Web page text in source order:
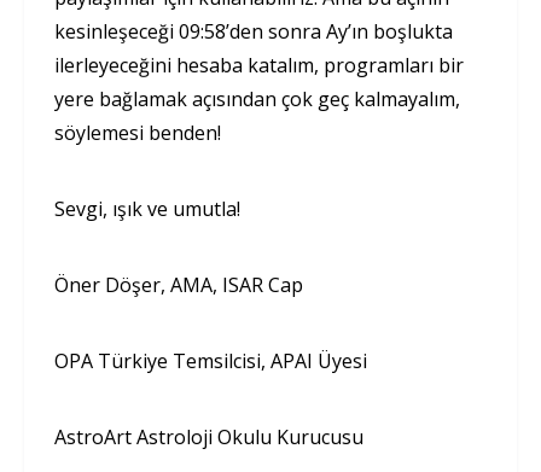
kesinleşeceği 09:58’den sonra Ay’ın boşlukta
ilerleyeceğini hesaba katalım, programları bir
yere bağlamak açısından çok geç kalmayalım,
söylemesi benden!
Sevgi, ışık ve umutla!
Öner Döşer, AMA, ISAR Cap
OPA Türkiye Temsilcisi, APAI Üyesi
AstroArt Astroloji Okulu Kurucusu